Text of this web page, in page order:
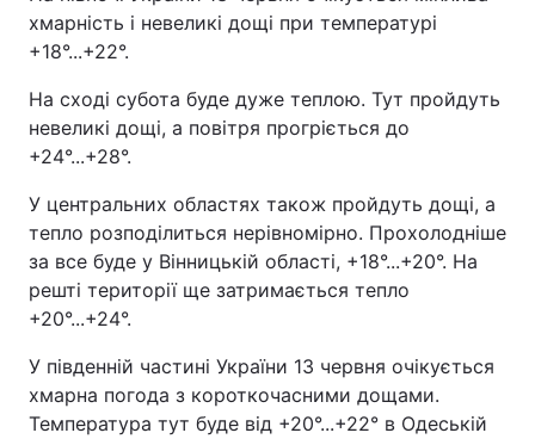
хмарність і невеликі дощі при температурі
+18°...+22°.
На сході субота буде дуже теплою. Тут пройдуть
невеликі дощі, а повітря прогріється до
+24°...+28°.
У центральних областях також пройдуть дощі, а
тепло розподілиться нерівномірно. Прохолодніше
за все буде у Вінницькій області, +18°...+20°. На
решті території ще затримається тепло
+20°...+24°.
У південній частині України 13 червня очікується
хмарна погода з короткочасними дощами.
Температура тут буде від +20°...+22° в Одеській